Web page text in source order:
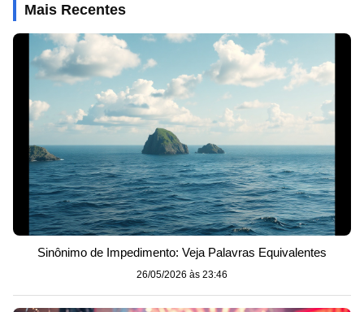
Mais Recentes
Sinônimo de Impedimento: Veja Palavras Equivalentes
26/05/2026 às 23:46